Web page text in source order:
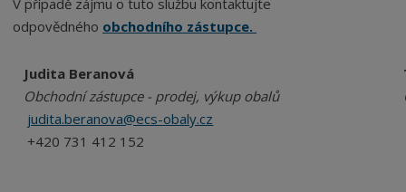
odpovědného obchodního zástupce.
Judita Beranová
Obchodní zástupce - prodej, výkup obalů
judita.beranova@ecs-obaly.cz
+420 731 412 152